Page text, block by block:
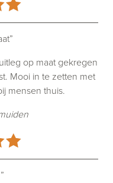
op maat gekregen
Mooi in te zetten met
mensen thuis.